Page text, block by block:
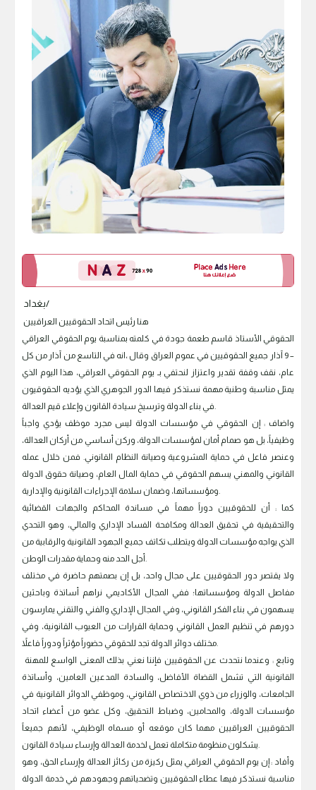
بغداد/
هنا رئيس اتحاد الحقوقيين العراقيين
الحقوقي الأستاذ قاسم طعمة جودة في كلمته بمناسبة يوم الحقوقي العراقي
– 9 آذار جميع الحقوقيين في عموم العراق وقال ،انه في التاسع من آذار من كل
عام، نقف وقفة تقدير واعتزاز لنحتفي بـ يوم الحقوقي العراقي، هذا اليوم الذي
يمثل مناسبة وطنية مهمة نستذكر فيها الدور الجوهري الذي يؤديه الحقوقيون
في بناء الدولة وترسيخ سيادة القانون وإعلاء قيم العدالة.
واضاف : إن الحقوقي في مؤسسات الدولة ليس مجرد موظف يؤدي واجباً
وظيفياً، بل هو صمام أمان لمؤسسات الدولة، وركن أساسي من أركان العدالة،
وعنصر فاعل في حماية المشروعية وصيانة النظام القانوني. فمن خلال عمله
القانوني والمهني يسهم الحقوقي في حماية المال العام، وصيانة حقوق الدولة
ومؤسساتها، وضمان سلامة الإجراءات القانونية والإدارية.
كما : أن للحقوقيين دوراً مهماً في مساندة المحاكم والجهات القضائية
والتحقيقية في تحقيق العدالة ومكافحة الفساد الإداري والمالي، وهو التحدي
الذي يواجه مؤسسات الدولة ويتطلب تكاتف جميع الجهود القانونية والرقابية من
أجل الحد منه وحماية مقدرات الوطن.
ولا يقتصر دور الحقوقيين على مجال واحد، بل إن بصمتهم حاضرة في مختلف
مفاصل الدولة ومؤسساتها؛ ففي المجال الأكاديمي نراهم أساتذة وباحثين
يسهمون في بناء الفكر القانوني، وفي المجال الإداري والفني والتقني يمارسون
دورهم في تنظيم العمل القانوني وحماية القرارات من العيوب القانونية، وفي
مختلف دوائر الدولة تجد للحقوقي حضوراً مؤثراً ودوراً فاعلاً.
القانونية التي تشمل القضاة الأفاضل، والسادة المدعين العامين، وأساتذة
الجامعات، والوزراء من ذوي الاختصاص القانوني، وموظفي الدوائر القانونية في
مؤسسات الدولة، والمحامين، وضباط التحقيق، وكل عضو من أعضاء اتحاد
الحقوقيين العراقيين مهما كان موقعه أو مسماه الوظيفي، لأنهم جميعاً
يشكلون منظومة متكاملة تعمل لخدمة العدالة وإرساء سيادة القانون.
وأفاد : إن يوم الحقوقي العراقي يمثل ركيزة من ركائز العدالة وإرساء الحق، وهو
مناسبة نستذكر فيها عطاء الحقوقيين وتضحياتهم وجهودهم في خدمة الدولة